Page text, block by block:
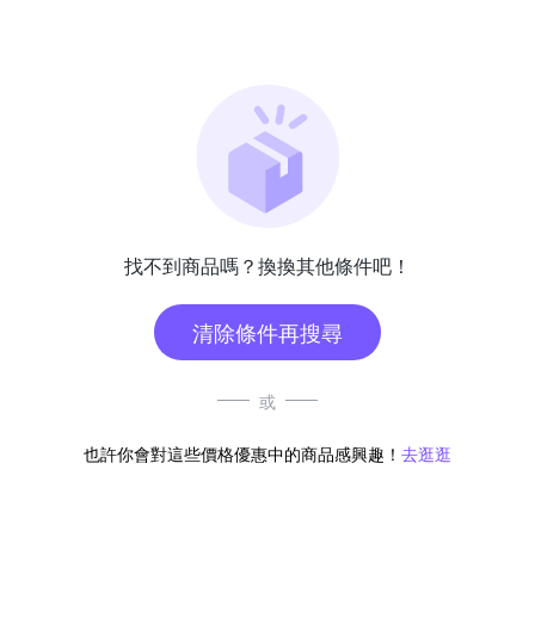
找不到商品嗎？換換其他條件吧！
清除條件再搜尋
或
也許你會對這些價格優惠中的商品感興趣！ 去逛逛